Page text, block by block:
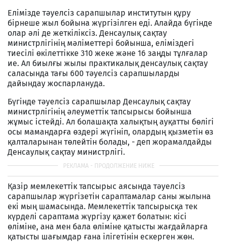
Елімізде тәуелсіз сарапшылар институтын құру
бірнеше жыл бойына жүргізілген еді. Алайда бүгінде
олар әлі де жеткіліксіз. Денсаулық сақтау
министрлігінің мәліметтері бойынша, еліміздегі
тиесілі өкілеттікке 310 жеке және 16 заңды тұлғалар
ие. Ал биылғы жылы практикалық денсаулық сақтау
саласында тағы 600 тәуелсіз сарапшыларды
дайындау жоспарлануда.
Бүгінде тәуелсіз сарапшылар Денсаулық сақтау
министрлігінің әлеуметтік тапсырысы бойынша
жұмыс істейді. Ал болашақта халықтың ауқатты бөлігі
осы мамандарға өздері жүгініп, олардың қызметін өз
қалталарынан төлейтін болады, - деп жорамалдайды
Денсаулық сақтау министрлігі.
Қазір мемлекеттік тапсырыс аясында тәуелсіз
сарапшылар жүргізетін сараптамалар саны жылына
екі мың шамасында. Мемлекеттік тапсырысқа тек
күрделі сараптама жүргізу қажет болатын: кісі
өліміне, ана мен бала өліміне қатысты жағдайларға
қатысты шағымдар ғана ілігетінін ескерген жөн.